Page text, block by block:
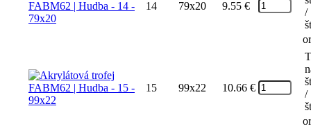
14 79x20 9.55 €
/
or
15 99x22 10.66 €
/
or